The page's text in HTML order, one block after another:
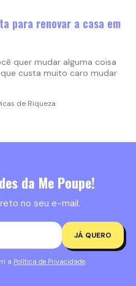
para renovar a casa em
quer mudar alguma coisa
custa muito caro mudar
de Riqueza
da Me Poupe!
no seu e-mail.
JÁ QUERO
a Política de Privacidade